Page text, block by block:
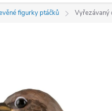
figurky ptáčků Vyřezávaný